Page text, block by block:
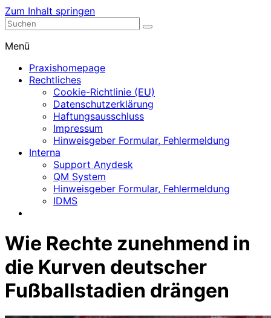
Zum Inhalt springen
Nephrologische Praxis mit Dialyse
Menü
Praxishomepage
Rechtliches
Cookie-Richtlinie (EU)
Datenschutzerklärung
Haftungsausschluss
Impressum
Hinweisgeber Formular, Fehlermeldung
Interna
Support Anydesk
QM System
Hinweisgeber Formular, Fehlermeldung
IDMS
Wie Rechte zunehmend in
die Kurven deutscher
Fußballstadien drängen